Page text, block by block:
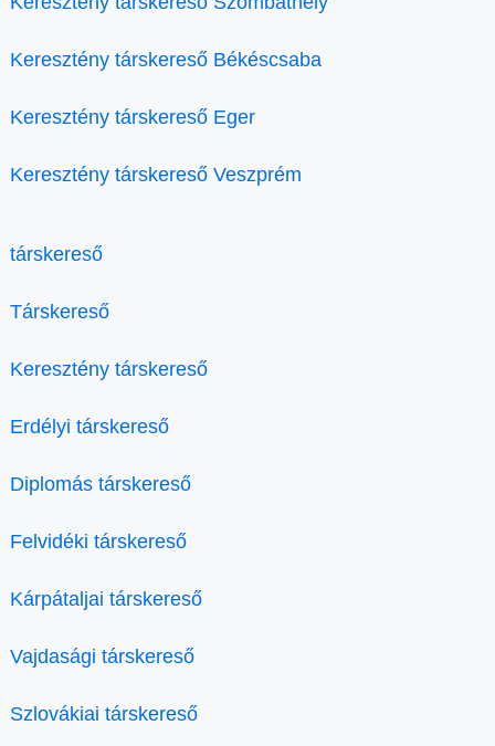
Keresztény társkereső Békéscsaba
Keresztény társkereső Eger
Keresztény társkereső Veszprém
társkereső
Társkereső
Keresztény társkereső
Erdélyi társkereső
Diplomás társkereső
Felvidéki társkereső
Kárpátaljai társkereső
Vajdasági társkereső
Szlovákiai társkereső